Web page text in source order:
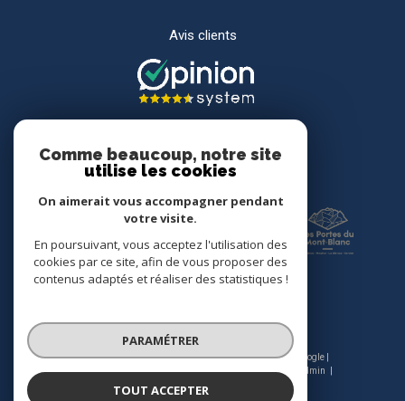
Avis clients
© 2026 | Tous droits réservés | Traduction powered by Google |
Nos honoraires
Plan du site Mentions légales
Admin
Comme beaucoup, notre site
utilise les cookies
On aimerait vous accompagner pendant
votre visite.
En poursuivant, vous acceptez l'utilisation des
cookies par ce site, afin de vous proposer des
contenus adaptés et réaliser des statistiques !
PARAMÉTRER
TOUT ACCEPTER